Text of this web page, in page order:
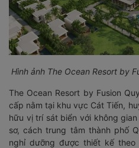
Hình ảnh The Ocean Resort by
The Ocean Resort by Fusion
cấp nằm tại khu vực Cát Tiến,
hữu vị trí sát biển với không
sơ, cách trung tâm thành phố
nghỉ dưỡng được thiết kế